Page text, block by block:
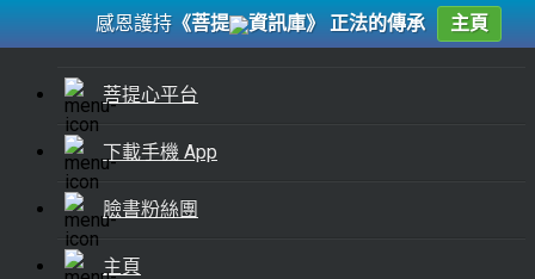
菩提心平台
下載手機 App
臉書粉絲團
主頁
感恩護持 《菩提 資訊庫》 正法的傳承 主頁